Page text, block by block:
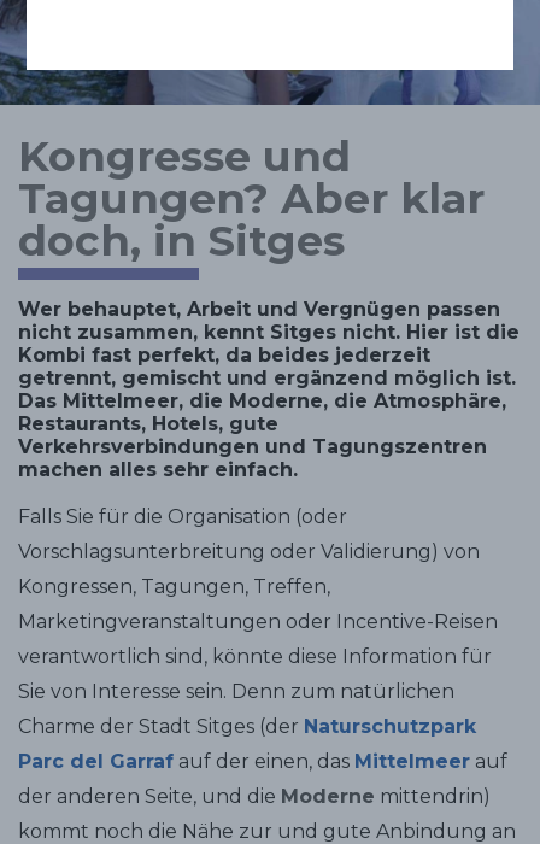
Kongresse und
Tagungen? Aber klar
doch, in Sitges
Wer behauptet, Arbeit und Vergnügen passen
nicht zusammen, kennt Sitges nicht. Hier ist die
Kombi fast perfekt, da beides jederzeit
getrennt, gemischt und ergänzend möglich ist.
Das Mittelmeer, die Moderne, die Atmosphäre,
Restaurants, Hotels, gute
Verkehrsverbindungen und Tagungszentren
machen alles sehr einfach.
Falls Sie für die Organisation (oder
Vorschlagsunterbreitung oder Validierung) von
Kongressen, Tagungen, Treffen,
Marketingveranstaltungen oder Incentive-Reisen
verantwortlich sind, könnte diese Information für
Sie von Interesse sein. Denn zum natürlichen
Charme der Stadt Sitges (der Naturschutzpark
Parc del Garraf auf der einen, das Mittelmeer auf
der anderen Seite, und die Moderne mittendrin)
kommt noch die Nähe zur und gute Anbindung an